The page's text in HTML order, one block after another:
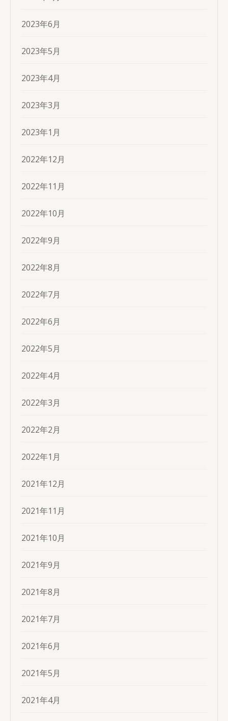
2023年6月
2023年5月
2023年4月
2023年3月
2023年1月
2022年12月
2022年11月
2022年10月
2022年9月
2022年8月
2022年7月
2022年6月
2022年5月
2022年4月
2022年3月
2022年2月
2022年1月
2021年12月
2021年11月
2021年10月
2021年9月
2021年8月
2021年7月
2021年6月
2021年5月
2021年4月